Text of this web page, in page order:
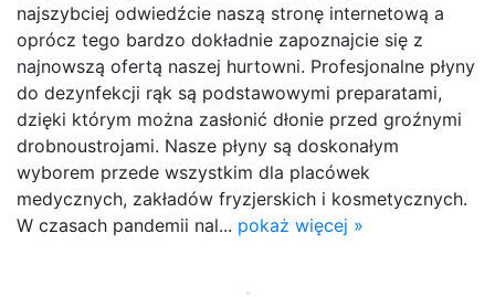
najszybciej odwiedźcie naszą stronę internetową a
oprócz tego bardzo dokładnie zapoznajcie się z
najnowszą ofertą naszej hurtowni. Profesjonalne płyny
do dezynfekcji rąk są podstawowymi preparatami,
dzięki którym można zasłonić dłonie przed groźnymi
drobnoustrojami. Nasze płyny są doskonałym
wyborem przede wszystkim dla placówek
medycznych, zakładów fryzjerskich i kosmetycznych.
W czasach pandemii nal... pokaż więcej »